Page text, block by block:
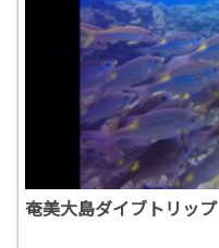
奄美大島ダイブトリップ